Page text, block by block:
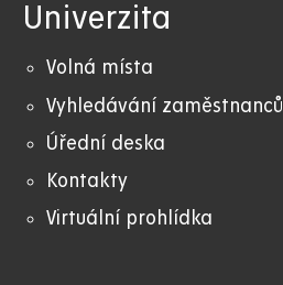
Univerzita
Volná místa
Vyhledávání zaměstnanců
Úřední deska
Kontakty
Virtuální prohlídka